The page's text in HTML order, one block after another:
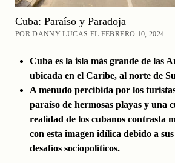
Cuba: Paraíso y Paradoja
POR DANNY LUCAS EL FEBRERO 10, 2024
Cuba es la isla más grande de las
ubicada en el Caribe, al norte de
A menudo percibida por los
paraíso de hermosas playas y una
realidad de los cubanos contrasta
con esta imagen idílica debido a
desafíos sociopolíticos.